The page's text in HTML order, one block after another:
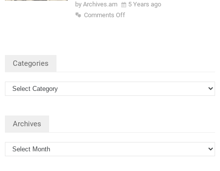
by Archives.am
5 Years ago
Comments Off
Categories
Archives